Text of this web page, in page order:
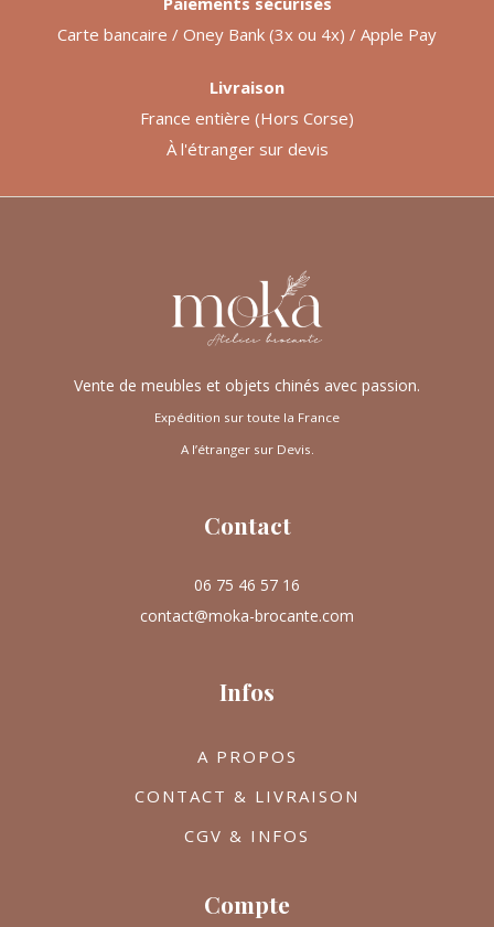
Vente de meubles et objets chinés avec passion.
Expédition sur toute la France
A l’étranger sur Devis.
Contact
06 75 46 57 16
contact@moka-brocante.com
Infos
A PROPOS
CONTACT & LIVRAISON
CGV & INFOS
Compte
Carte bancaire / Oney Bank (3x ou 4x) / Apple Pay
Livraison
France entière (Hors Corse)
À l'étranger sur devis